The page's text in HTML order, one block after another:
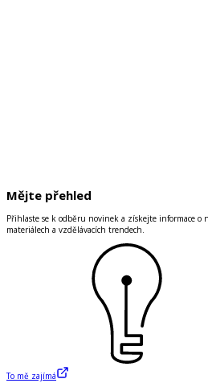
Mějte přehled
Přihlaste se k odběru novinek a získejte informace o
materiálech a vzdělávacích trendech.
To mě zajímá